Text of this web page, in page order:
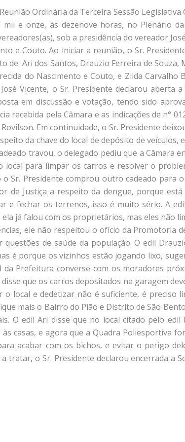
Ordinária da Terceira Sessão
e onze, às dezenove horas, no Plenário
sob a presidência do vereador
e Couto. Ao iniciar a reunião, o Sr.
de: Ari dos Santos, Drauzio Ferreira de Souza,
do Nascimento e Couto, e Zilda
Vicente, o Sr. Presidente declarou aberta
em discussão e votação, tendo sido
recebida pela Câmara e as indicações de n°
Em continuidade, o Sr. Presidente
da chave do local de depósito de
travou, o delegado pediu que a Câmara
local para limpar os carros e resolver o
Sr. Presidente comprou outro cadeado para
de Justiça a respeito da dengue, porque
e fechar os terrenos, isso é muito sério. A
já falou com os proprietários, mas eles não
ele não respeitou o ofício da Promotoria
de saúde da população. O edil
é porque os vizinhos estão jogando lixo,
da Prefeitura converse com os moradores
disse que os carros depositados na garagem
local e dedetizar não é suficiente, é preciso
mais o Bairro do Pião e Distrito de São
O edil Ari disse que no local citado pelo
casas, e agora que a Quadra Poliesportiva
acabar com os bichos, e evitar o perigo
tratar, o Sr. Presidente declarou encerrada a